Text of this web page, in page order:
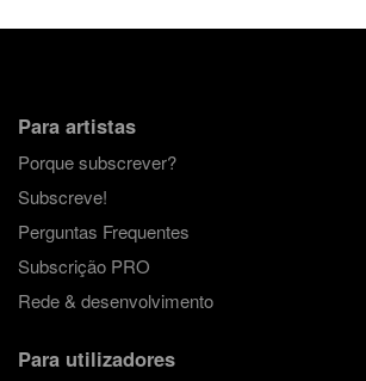
Para artistas
Porque subscrever?
Subscreve!
Perguntas Frequentes
Subscrição PRO
Rede & desenvolvimento
Para utilizadores